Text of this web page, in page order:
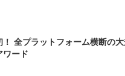
！ 全プラットフォーム横断の
ワード